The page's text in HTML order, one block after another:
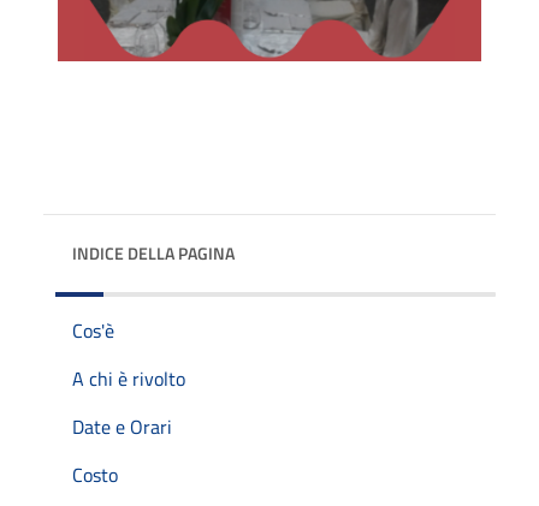
INDICE DELLA PAGINA
Cos'è
A chi è rivolto
Date e Orari
Costo